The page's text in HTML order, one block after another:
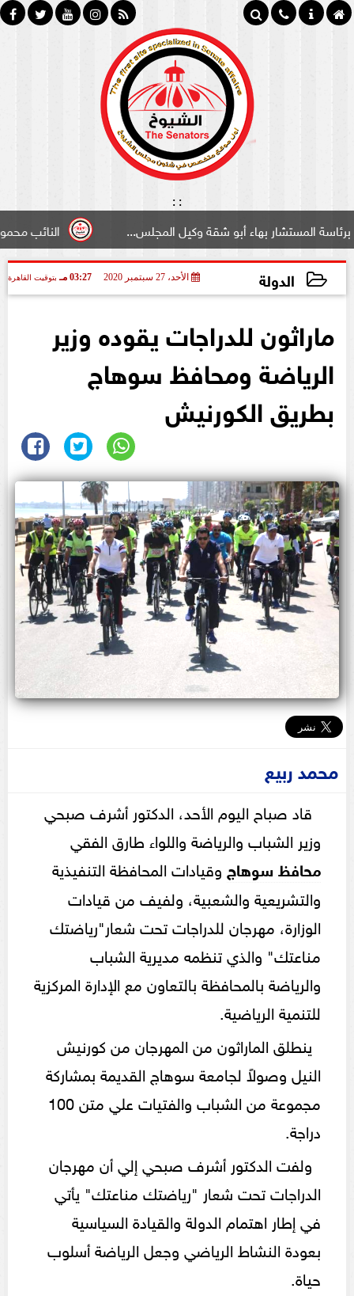
:
:
النائب محمود سامي
بهاء أبو شقة وكيل المجلس...
الدولة الأحد، 27 سبتمبر 2020 03:27 مـ بتوقيت القاهرة
ماراثون للدراجات يقوده وزير
الرياضة ومحافظ سوهاج
بطريق الكورنيش
محمد ربيع
قاد صباح اليوم الأحد، الدكتور أشرف صبحي
وزير الشباب والرياضة واللواء طارق الفقي
محافظ سوهاج وقيادات المحافظة التنفيذية
والتشريعية والشعبية، ولفيف من قيادات
الوزارة، مهرجان للدراجات تحت شعار"رياضتك
مناعتك" والذي تنظمه مديرية الشباب
والرياضة بالمحافظة بالتعاون مع الإدارة المركزية
للتنمية الرياضية.
ينطلق الماراثون من المهرجان من كورنيش
النيل وصولاً لجامعة سوهاج القديمة بمشاركة
مجموعة من الشباب والفتيات علي متن 100
دراجة.
ولفت الدكتور أشرف صبحي إلي أن مهرجان
الدراجات تحت شعار "رياضتك مناعتك" يأتي
في إطار اهتمام الدولة والقيادة السياسية
بعودة النشاط الرياضي وجعل الرياضة أسلوب
حياة.